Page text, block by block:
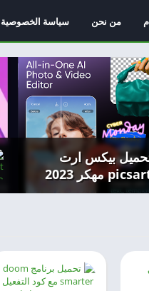
من نحن سياسة الخصوصية
بيكس ارت
picsart مهكر 2023
من ميديا فاير